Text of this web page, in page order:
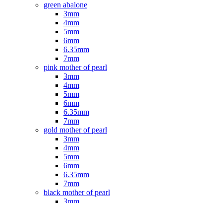
green abalone
3mm
4mm
5mm
6mm
6.35mm
7mm
pink mother of pearl
3mm
4mm
5mm
6mm
6.35mm
7mm
gold mother of pearl
3mm
4mm
5mm
6mm
6.35mm
7mm
black mother of pearl
3mm